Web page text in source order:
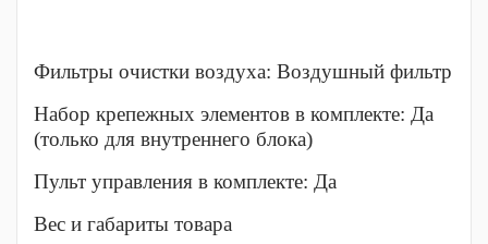
Фильтры очистки воздуха: Воздушный фильтр
Набор крепежных элементов в комплекте: Да
(только для внутреннего блока)
Пульт управления в комплекте: Да
Вес и габариты товара